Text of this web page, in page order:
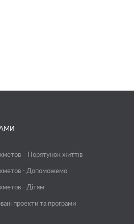
– Порятунок життів
- Допоможемо
- Дітям
проекти та програми